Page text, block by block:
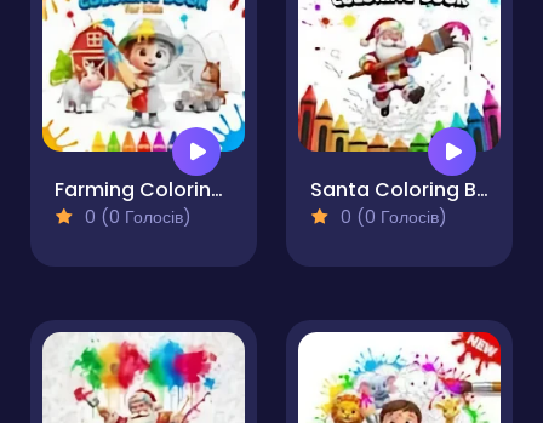
Farming Coloring Book for Kids
0 (0 Голосів)
Santa Coloring Book
0 (0 Голосів)